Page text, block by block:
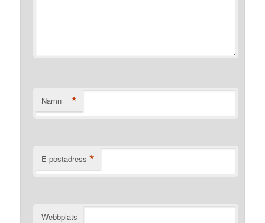
Namn *
E-postadress *
Webbplats